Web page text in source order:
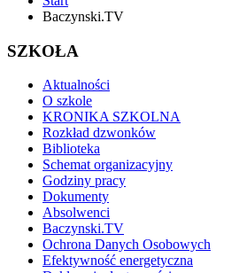
Baczynski.TV
SZKOŁA
Aktualności
O szkole
KRONIKA SZKOLNA
Rozkład dzwonków
Biblioteka
Schemat organizacyjny
Godziny pracy
Dokumenty
Absolwenci
Baczynski.TV
Ochrona Danych Osobowych
Efektywność energetyczna